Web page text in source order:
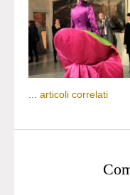
articoli correlati